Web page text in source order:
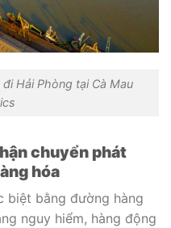
Hải Phòng tại Cà Mau
chuyển phát
hóa
biệt bằng đường hàng
nguy hiểm, hàng động